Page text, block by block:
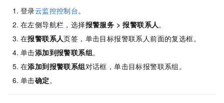
登录云监控控制台。
在左侧导航栏，选择报警服务 >报警联系人 。
在报警联系人页签，单击目标报警联系人前面的复选框。
单击添加到报警联系组。
在添加到报警联系组对话框，单击目标报警联系组。
单击确定 。